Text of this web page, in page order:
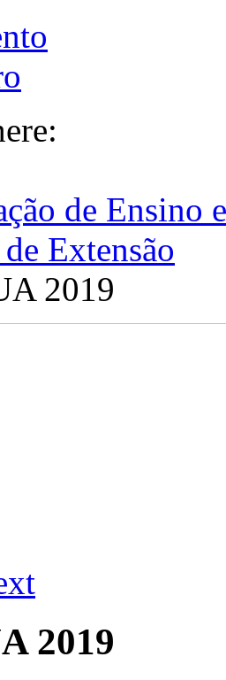
de Ensino
Extensão
2019
2019